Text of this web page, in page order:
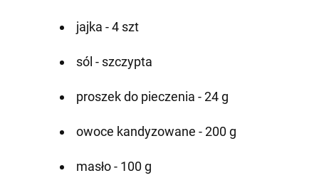
jajka - 4 szt
sól - szczypta
proszek do pieczenia - 24 g
owoce kandyzowane - 200 g
masło - 100 g